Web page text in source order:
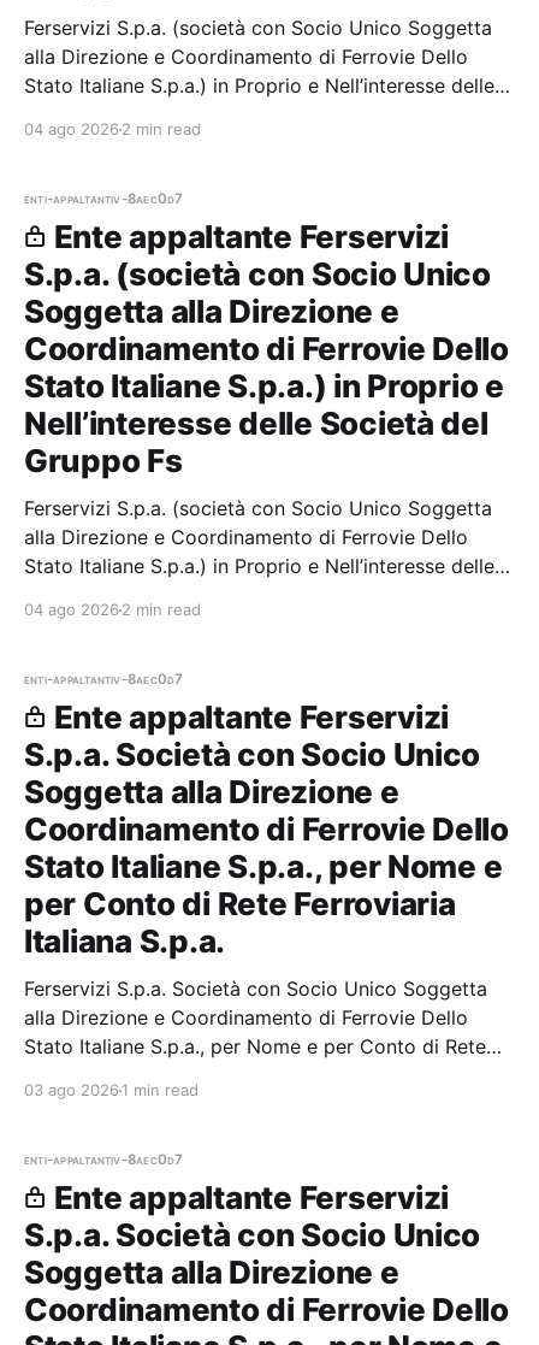
Ferservizi S.p.a. (società con Socio Unico Soggetta
alla Direzione e Coordinamento di Ferrovie Dello
Stato Italiane S.p.a.) in Proprio e Nell’interesse delle
partecipazioni.
04 ago 2026 2 min read
enti-appaltantiv-8aec0d7
Ente appaltante Ferservizi
S.p.a. (società con Socio Unico
Soggetta alla Direzione e
Coordinamento di Ferrovie Dello
Stato Italiane S.p.a.) in Proprio e
Nell’interesse delle Società del
Gruppo Fs
Ferservizi S.p.a. (società con Socio Unico Soggetta
alla Direzione e Coordinamento di Ferrovie Dello
Stato Italiane S.p.a.) in Proprio e Nell’interesse delle
partecipazioni.
04 ago 2026 2 min read
enti-appaltantiv-8aec0d7
Ente appaltante Ferservizi
S.p.a. Società con Socio Unico
Soggetta alla Direzione e
Coordinamento di Ferrovie Dello
Stato Italiane S.p.a., per Nome e
per Conto di Rete Ferroviaria
Italiana S.p.a.
Ferservizi S.p.a. Società con Socio Unico Soggetta
alla Direzione e Coordinamento di Ferrovie Dello
Stato Italiane S.p.a., per Nome e per Conto di Rete
partecipazioni.
03 ago 2026 1 min read
enti-appaltantiv-8aec0d7
Ente appaltante Ferservizi
S.p.a. Società con Socio Unico
Soggetta alla Direzione e
Coordinamento di Ferrovie Dello